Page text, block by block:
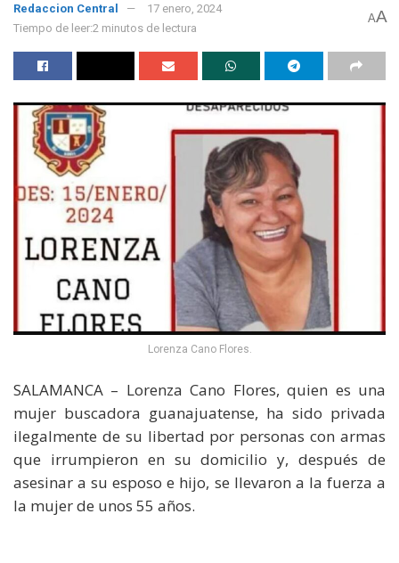
Redaccion Central
17 enero, 2024
Tiempo de leer:2 minutos de lectura
AA
Lorenza Cano Flores.
SALAMANCA – Lorenza Cano Flores, quien es una
mujer buscadora guanajuatense, ha sido privada
ilegalmente de su libertad por personas con armas
que irrumpieron en su domicilio y, después de
asesinar a su esposo e hijo, se llevaron a la fuerza a
la mujer de unos 55 años.